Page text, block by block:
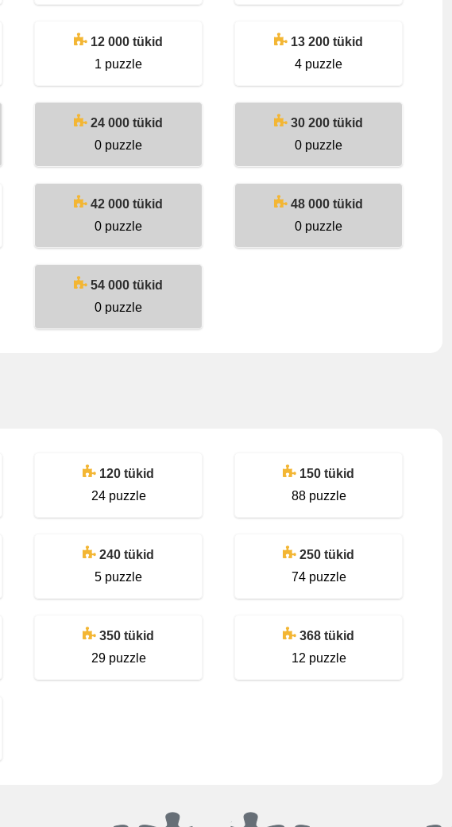
12 000 tükid
1 puzzle
13 200 tükid
4 puzzle
24 000 tükid
0 puzzle
30 200 tükid
0 puzzle
42 000 tükid
0 puzzle
48 000 tükid
0 puzzle
54 000 tükid
0 puzzle
120 tükid
24 puzzle
150 tükid
88 puzzle
240 tükid
5 puzzle
250 tükid
74 puzzle
350 tükid
29 puzzle
368 tükid
12 puzzle